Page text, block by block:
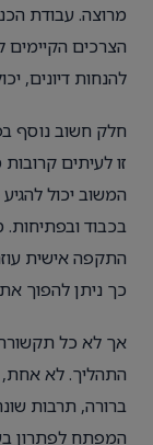
מרוצה. עבודת
הצרכים הקיימים
להנחות דיונים,
חלק חשוב נוסף
זו לעיתים
המשוב יכול
בכבוד ובפתיחות.
התקפה אישית
כך ניתן להפוך
אך לא כל
התהליך. לא אחת,
ברורה, תרבות
המפתח לפתרון